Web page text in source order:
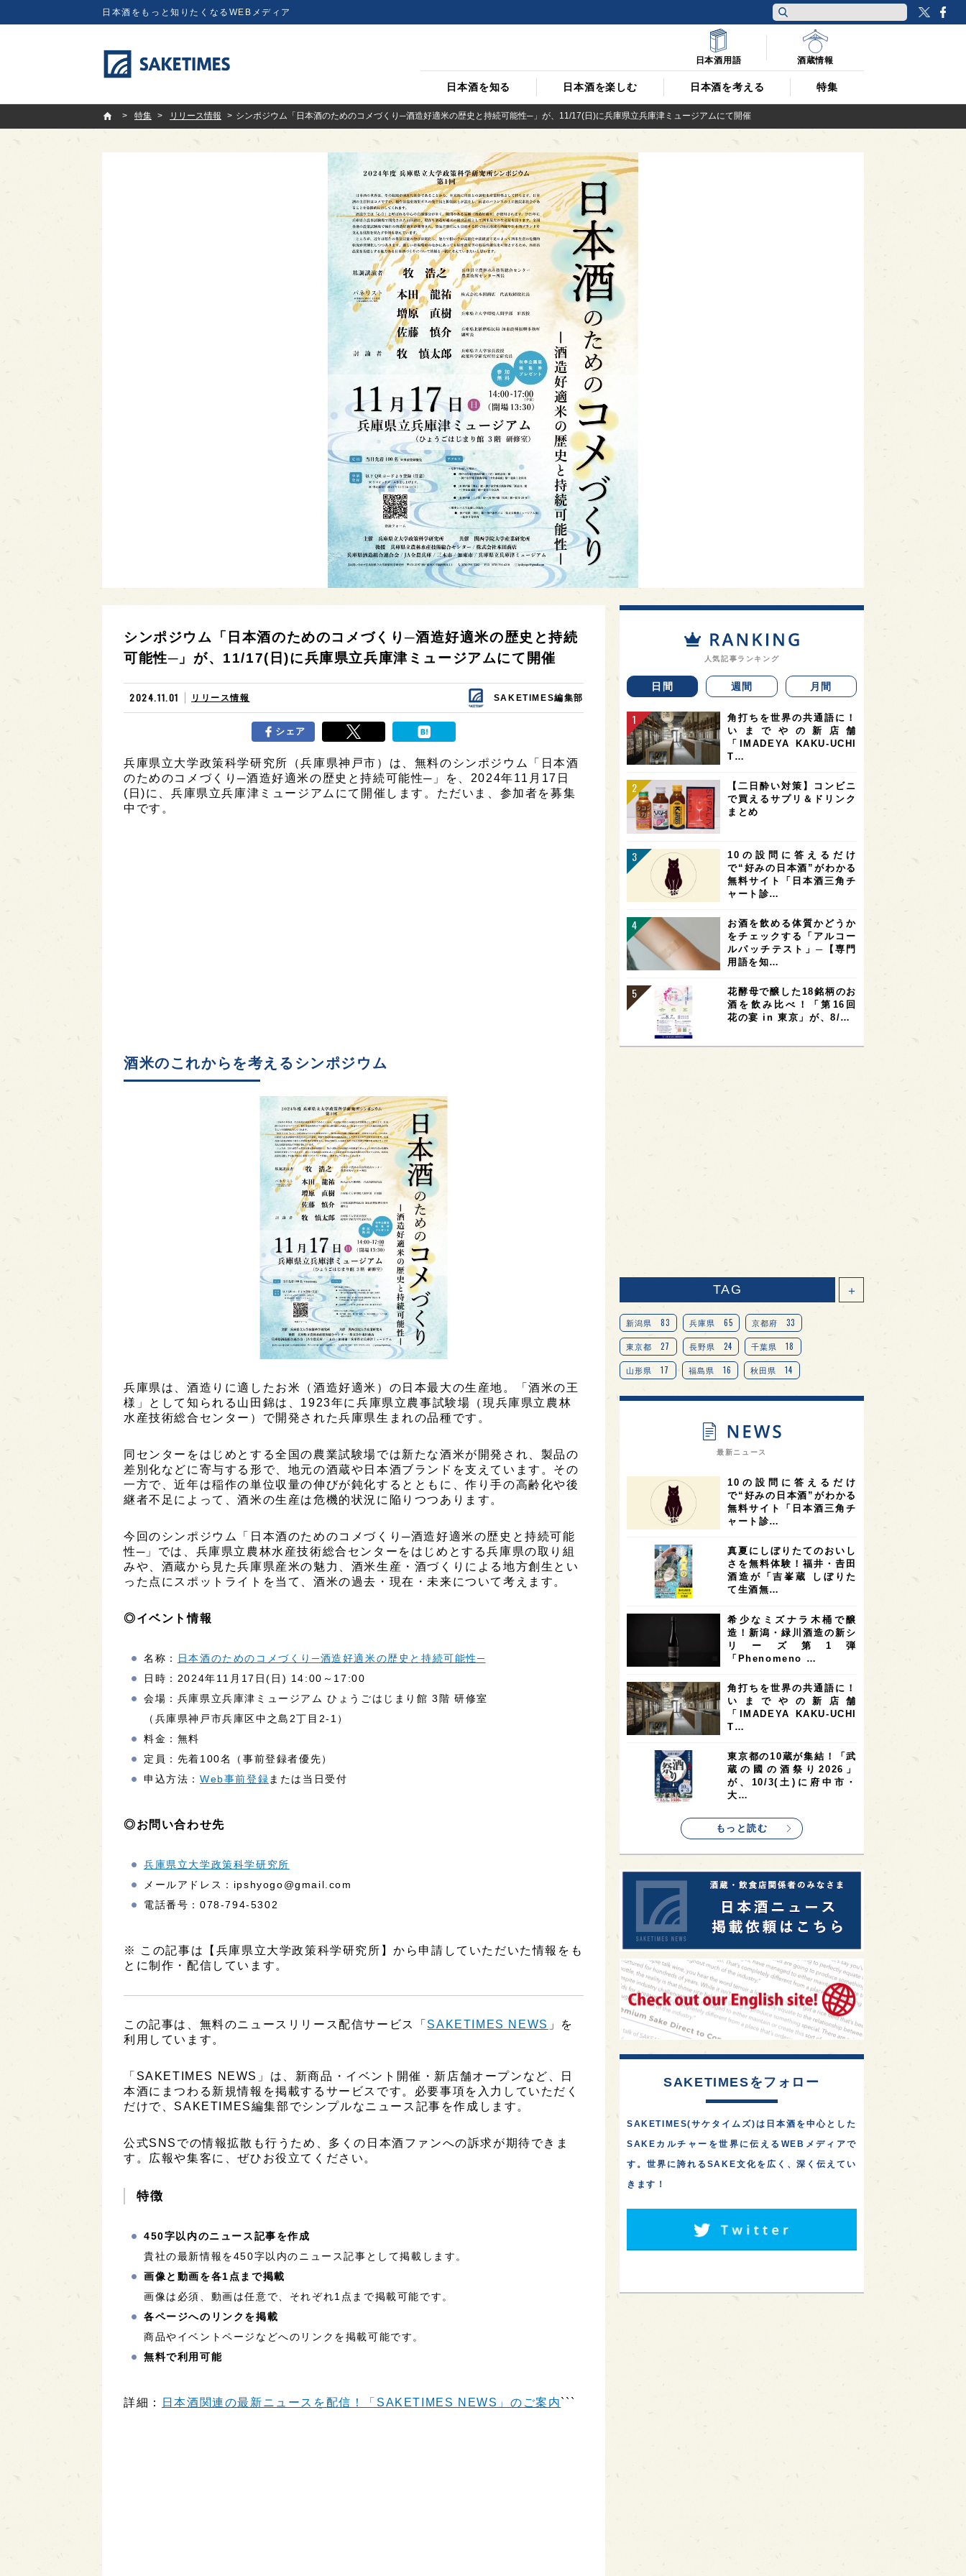
日本酒をもっと知りたくなるWEBメディア
日本酒を知る 日本酒を楽しむ 日本酒を考える 特集
日本酒用語 酒蔵情報
SAKETIMES
特集
リリース情報 シンポジウム「日本酒のためのコメづくり─酒造好適米の歴史と持続可能性─」が、11/17(日)に兵庫県立兵庫津ミュージアムにて開催
シンポジウム「日本酒のためのコメづくり─酒造好適米の歴史と持続
可能性─」が、11/17(日)に兵庫県立兵庫津ミュージアムにて開催
2024.11.01 リリース情報 SAKETIMES編集部
シェア
兵庫県立大学政策科学研究所（兵庫県神戸市）は、無料のシンポジウム「日本酒
のためのコメづくり─酒造好適米の歴史と持続可能性─」を、2024年11月17日
(日)に、兵庫県立兵庫津ミュージアムにて開催します。ただいま、参加者を募集
中です。
酒米のこれからを考えるシンポジウム
兵庫県は、酒造りに適したお米（酒造好適米）の日本最大の生産地。「酒米の王
様」として知られる山田錦は、1923年に兵庫県立農事試験場（現兵庫県立農林
水産技術総合センター）で開発された兵庫県生まれの品種です。
同センターをはじめとする全国の農業試験場では新たな酒米が開発され、製品の
差別化などに寄与する形で、地元の酒蔵や日本酒ブランドを支えています。その
一方で、近年は稲作の単位収量の伸びが鈍化するとともに、作り手の高齢化や後
継者不足によって、酒米の生産は危機的状況に陥りつつあります。
今回のシンポジウム「日本酒のためのコメづくり─酒造好適米の歴史と持続可能
性─」では、兵庫県立農林水産技術総合センターをはじめとする兵庫県の取り組
みや、酒蔵から見た兵庫県産米の魅力、酒米生産・酒づくりによる地方創生とい
った点にスポットライトを当て、酒米の過去・現在・未来について考えます。
◎イベント情報
名称：
日本酒のためのコメづくり─酒造好適米の歴史と持続可能性─
日時：2024年11月17日(日) 14:00～17:00
会場：兵庫県立兵庫津ミュージアム ひょうごはじまり館 3階 研修室
（兵庫県神戸市兵庫区中之島2丁目2-1）
料金：無料
定員：先着100名（事前登録者優先）
申込方法： Web事前登録 または当日受付
◎お問い合わせ先
兵庫県立大学政策科学研究所
メールアドレス：ipshyogo@gmail.com
電話番号：078-794-5302
※ この記事は【兵庫県立大学政策科学研究所】から申請していただいた情報をも
とに制作・配信しています。
この記事は、無料のニュースリリース配信サービス「 SAKETIMES NEWS 」を
利用しています。
「SAKETIMES NEWS」は、新商品・イベント開催・新店舗オープンなど、日
本酒にまつわる新規情報を掲載するサービスです。必要事項を入力していただく
だけで、SAKETIMES編集部でシンプルなニュース記事を作成します。
公式SNSでの情報拡散も行うため、多くの日本酒ファンへの訴求が期待できま
す。広報や集客に、ぜひお役立てください。
特徴
450字以内のニュース記事を作成
貴社の最新情報を450字以内のニュース記事として掲載します。
画像と動画を各1点まで掲載
画像は必須、動画は任意で、それぞれ1点まで掲載可能です。
各ページへのリンクを掲載
商品やイベントページなどへのリンクを掲載可能です。
無料で利用可能
詳細： 日本酒関連の最新ニュースを配信！「SAKETIMES NEWS」のご案内```
人気記事ランキング
日間 週間 月間
角打ちを世界の共通語に！
いまでやの新店舗
「IMADEYA KAKU-UCHI
T…
【二日酔い対策】コンビニ
で買えるサプリ＆ドリンク
まとめ
10の設問に答えるだけ
で“好みの日本酒”がわかる
無料サイト「日本酒三角チ
ャート診…
お酒を飲める体質かどうか
をチェックする「アルコー
ルパッチテスト」─【専門
用語を知…
花酵母で醸した18銘柄のお
酒を飲み比べ！「第16回
花の宴 in 東京」が、8/…
TAG ＋
新潟県 83 兵庫県 65 京都府 33
東京都 27 長野県 24 千葉県 18
山形県 17 福島県 16 秋田県 14
愛知県 14 宮城県 14 岐阜県 13
オピニオンリーダーの視点 9
奈良県 滋賀県 7 和歌山県 6
富山県 6 フランス 6 高知県 5 島根県 5
4 アメリカ 4 神奈川県 4
4 三重県 大阪府 3
オーストラリア 台湾 2 アジア 2
SAKEの時代を生きる 静岡県 1 長崎県
全蔵めぐり 1 シンガポール 1 カナダ 1
群馬県 1 熊本県 徳島県
イギリス 1 ノルウェー 1 新宿区 1
歌舞伎町 1 1 鳥取県 1
saketimes_image_4
最新ニュース
10の設問に答えるだけ
で“好みの日本酒”がわかる
無料サイト「日本酒三角チ
ャート診…
真夏にしぼりたてのおいし
さを無料体験！福井・𠮷田
酒造が「吉峯蔵 しぼりた
て生酒無…
希少なミズナラ木桶で醸
造！新潟・緑川酒造の新シ
リーズ第1弾
「Phenomeno …
角打ちを世界の共通語に！
いまでやの新店舗
「IMADEYA KAKU-UCHI
T…
東京都の10蔵が集結！「武
蔵の國の酒祭り2026」
が、10/3(土)に府中市・
大…
もっと読む
SAKETIMESをフォロー
SAKETIMES(サケタイムズ)は日本酒を中心とした
SAKEカルチャーを世界に伝えるWEBメディアで
す。世界に誇れるSAKE文化を広く、深く伝えてい
きます！